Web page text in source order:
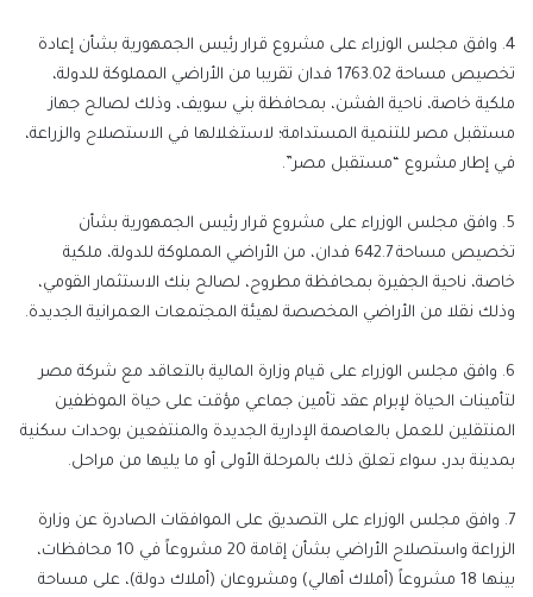
4. وافق مجلس الوزراء على مشروع قرار رئيس الجمهورية بشأن إعادة
تخصيص مساحة 1763.02 فدان تقريبا من الأراضي المملوكة للدولة،
ملكية خاصة، ناحية الفشن، بمحافظة بني سويف، وذلك لصالح جهاز
مستقبل مصر للتنمية المستدامة؛ لاستغلالها في الاستصلاح والزراعة،
في إطار مشروع “مستقبل مصر”.
5. وافق مجلس الوزراء على مشروع قرار رئيس الجمهورية بشأن
تخصيص مساحة 642.7 فدان، من الأراضي المملوكة للدولة، ملكية
خاصة، ناحية الجفيرة بمحافظة مطروح، لصالح بنك الاستثمار القومي،
وذلك نقلا من الأراضي المخصصة لهيئة المجتمعات العمرانية الجديدة.
6. وافق مجلس الوزراء على قيام وزارة المالية بالتعاقد مع شركة مصر
لتأمينات الحياة لإبرام عقد تأمين جماعي مؤقت على حياة الموظفين
المنتقلين للعمل بالعاصمة الإدارية الجديدة والمنتفعين بوحدات سكنية
بمدينة بدر، سواء تعلق ذلك بالمرحلة الأولى أو ما يليها من مراحل.
7. وافق مجلس الوزراء على التصديق على الموافقات الصادرة عن وزارة
الزراعة واستصلاح الأراضي بشأن إقامة 20 مشروعاً في 10 محافظات،
بينها 18 مشروعاً (أملاك أهالي) ومشروعان (أملاك دولة)، على مساحة